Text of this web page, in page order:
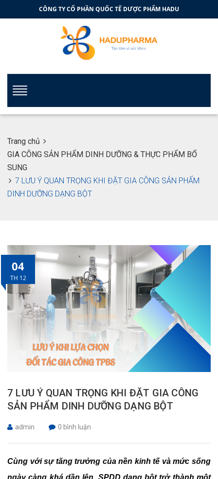
CÔNG TY CỔ PHẦN QUỐC TẾ DƯỢC PHẨM HADU
Trang chủ
GIA CÔNG SẢN PHẨM DINH DƯỠNG & THỰC PHẨM BỔ
SUNG
7 LƯU Ý QUAN TRỌNG KHI ĐẶT GIA CÔNG SẢN PHẨM
DINH DƯỠNG DẠNG BỘT
04
TH 12
7 LƯU Ý QUAN TRỌNG KHI ĐẶT GIA CÔNG
SẢN PHẨM DINH DƯỠNG DẠNG BỘT
admin 0 bình luận
Cùng với sự tăng trưởng của nền kinh tế và mức sống